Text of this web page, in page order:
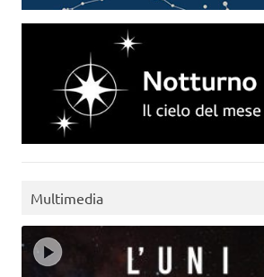
Multimedia